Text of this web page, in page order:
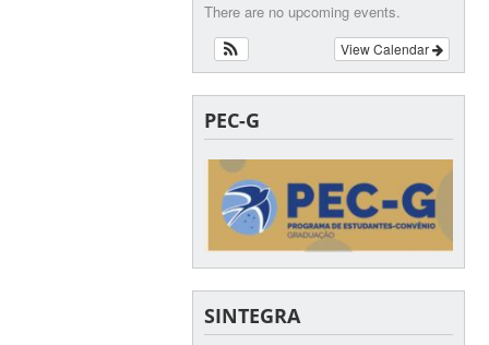
There are no upcoming events.
View Calendar
PEC-G
SINTEGRA